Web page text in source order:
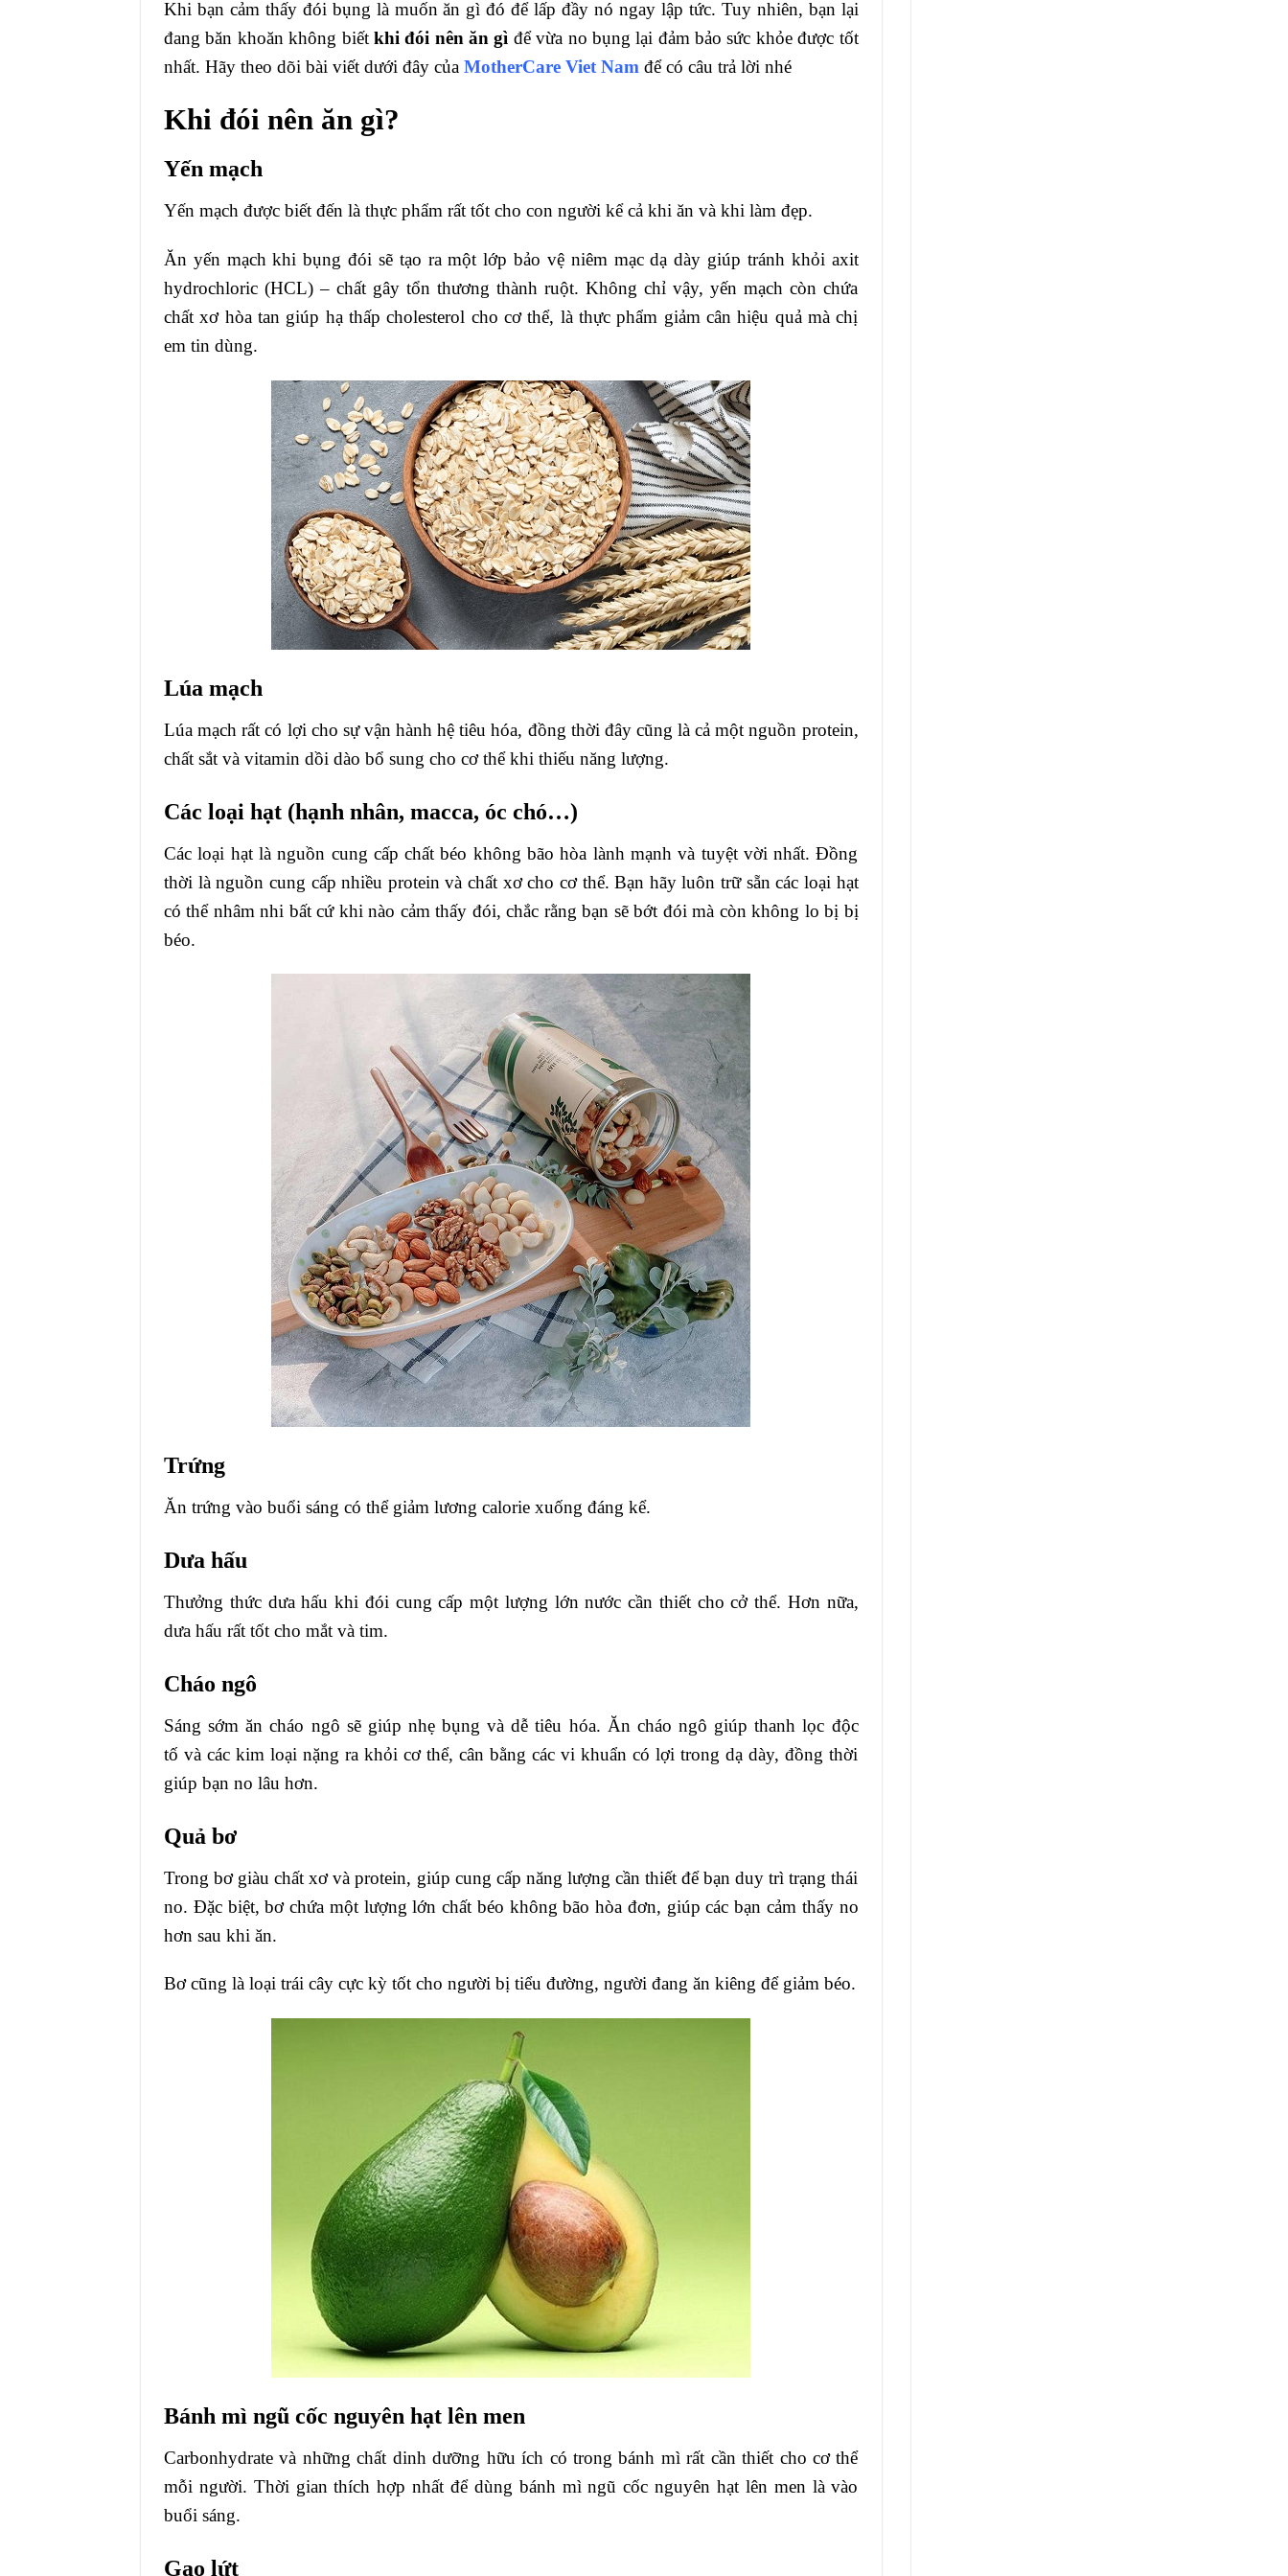
Khi bạn cảm thấy đói bụng là muốn ăn gì đó để lấp đầy nó ngay lập tức. Tuy nhiên, bạn lại
đang băn khoăn không biết khi đói nên ăn gì để vừa no bụng lại đảm bảo sức khỏe được tốt
nhất. Hãy theo dõi bài viết dưới đây của MotherCare Viet Nam để có câu trả lời nhé
Khi đói nên ăn gì?
Yến mạch
Yến mạch được biết đến là thực phẩm rất tốt cho con người kể cả khi ăn và khi làm đẹp.
Ăn yến mạch khi bụng đói sẽ tạo ra một lớp bảo vệ niêm mạc dạ dày giúp tránh khỏi axit
hydrochloric (HCL) – chất gây tổn thương thành ruột. Không chỉ vậy, yến mạch còn chứa
chất xơ hòa tan giúp hạ thấp cholesterol cho cơ thể, là thực phẩm giảm cân hiệu quả mà chị
em tin dùng.
Lúa mạch
Lúa mạch rất có lợi cho sự vận hành hệ tiêu hóa, đồng thời đây cũng là cả một nguồn protein,
chất sắt và vitamin dồi dào bổ sung cho cơ thể khi thiếu năng lượng.
Các loại hạt (hạnh nhân, macca, óc chó…)
Các loại hạt là nguồn cung cấp chất béo không bão hòa lành mạnh và tuyệt vời nhất. Đồng
thời là nguồn cung cấp nhiều protein và chất xơ cho cơ thể. Bạn hãy luôn trữ sẵn các loại hạt
có thể nhâm nhi bất cứ khi nào cảm thấy đói, chắc rằng bạn sẽ bớt đói mà còn không lo bị bị
béo.
Trứng
Ăn trứng vào buổi sáng có thể giảm lương calorie xuống đáng kể.
Dưa hấu
Thưởng thức dưa hấu khi đói cung cấp một lượng lớn nước cần thiết cho cở thể. Hơn nữa,
dưa hấu rất tốt cho mắt và tim.
Cháo ngô
Sáng sớm ăn cháo ngô sẽ giúp nhẹ bụng và dễ tiêu hóa. Ăn cháo ngô giúp thanh lọc độc
tố và các kim loại nặng ra khỏi cơ thể, cân bằng các vi khuẩn có lợi trong dạ dày, đồng thời
giúp bạn no lâu hơn.
Quả bơ
Trong bơ giàu chất xơ và protein, giúp cung cấp năng lượng cần thiết để bạn duy trì trạng thái
no. Đặc biệt, bơ chứa một lượng lớn chất béo không bão hòa đơn, giúp các bạn cảm thấy no
hơn sau khi ăn.
Bơ cũng là loại trái cây cực kỳ tốt cho người bị tiểu đường, người đang ăn kiêng để giảm béo.
Bánh mì ngũ cốc nguyên hạt lên men
Carbonhydrate và những chất dinh dưỡng hữu ích có trong bánh mì rất cần thiết cho cơ thể
mỗi người. Thời gian thích hợp nhất để dùng bánh mì ngũ cốc nguyên hạt lên men là vào
buổi sáng.
Gạo lứt